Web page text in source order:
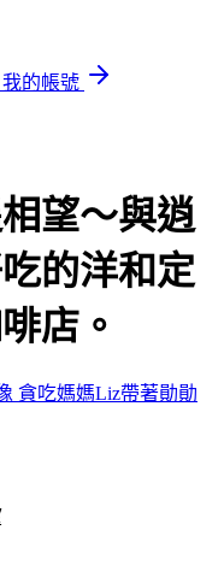
我的帳號
望～與逍
的洋和定
店。
貪吃媽媽Liz帶著勛勛